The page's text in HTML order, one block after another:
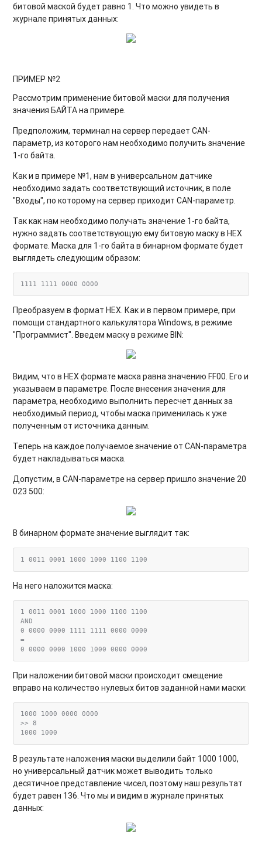
битовой маской будет равно 1. Что можно увидеть в
журнале принятых данных:
ПРИМЕР №2
Рассмотрим применение битовой маски для получения
значения БАЙТА на примере.
Предположим, терминал на сервер передает CAN-
параметр, из которого нам необходимо получить значение
1-го байта.
Как и в примере №1, нам в универсальном датчике
необходимо задать соответствующий источник, в поле
"Входы", по которому на сервер приходит CAN-параметр.
Так как нам необходимо получать значение 1-го байта,
нужно задать соответствующую ему битовую маску в HEX
формате. Маска для 1-го байта в бинарном формате будет
выглядеть следующим образом:
Преобразуем в формат HEX. Как и в первом примере, при
помощи стандартного калькулятора Windows, в режиме
"Программист". Введем маску в режиме BIN:
Видим, что в HEX формате маска равна значению FF00. Его и
указываем в параметре. После внесения значения для
параметра, необходимо выполнить пересчет данных за
необходимый период, чтобы маска применилась к уже
полученным от источника данным.
Теперь на каждое получаемое значение от CAN-параметра
будет накладываться маска.
Допустим, в CAN-параметре на сервер пришло значение 20
023 500:
В бинарном формате значение выглядит так:
На него наложится маска:
1 0011 0001 1000 1000 1100 1100
AND
0 0000 0000 1111 1111 0000 0000
=
При наложении битовой маски происходит смещение
вправо на количество нулевых битов заданной нами маски:
1000 1000 0000 0000
>> 8
В результате наложения маски выделили байт 1000 1000,
но универсальный датчик может выводить только
десятичное представление чисел, поэтому наш результат
будет равен 136. Что мы и видим в журнале принятых
данных: